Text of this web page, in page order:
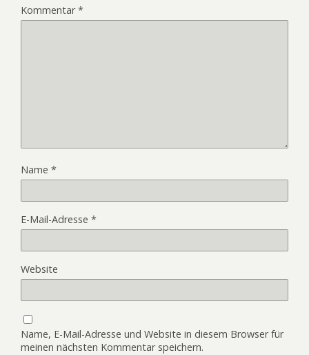
Kommentar*
Name *
E-Mail-Adresse *
Website
Name, E-Mail-Adresse und Website in diesem Browser für
meinen nächsten Kommentar speichern.